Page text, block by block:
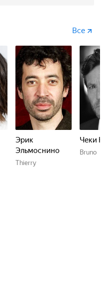
Все
Эрик
Эльмоснино
Thierry
Чеки
Bruno